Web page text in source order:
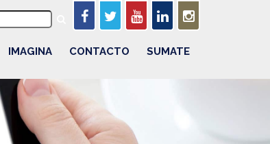
IMAGINA CONTACTO SUMATE